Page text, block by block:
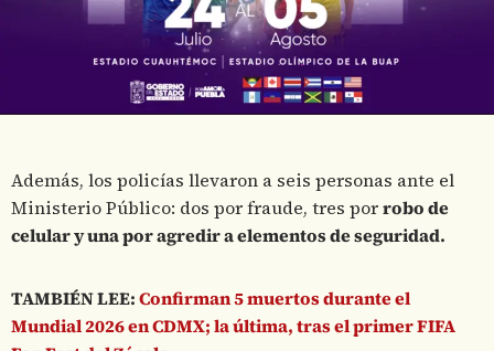
Además, los policías llevaron a seis personas ante el
Ministerio Público: dos por fraude, tres porrobo de
celular y una por agredir a elementos de seguridad.
TAMBIÉN LEE:Confirman 5 muertos durante el
Mundial 2026 en CDMX; la última, tras el primer FIFA